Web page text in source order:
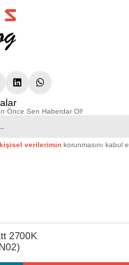
Önce Sen Haberdar Ol!
kişisel verilerimin korunmasını kabul
Afeks Yapı Market
. Tüm
ürünler ticari amaçlıdır. Web
firmamıza ait olup, firmamızın
2700K